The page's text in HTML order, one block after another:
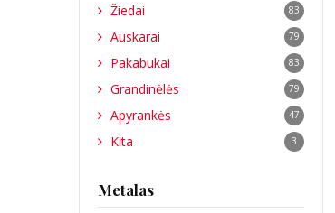
Žiedai 83
Auskarai 79
Pakabukai 83
Grandinėlės 79
Apyrankės 47
Kita 3
Metalas